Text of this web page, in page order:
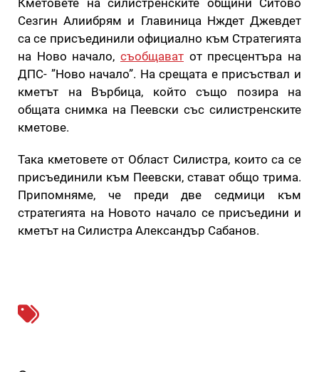
Сезгин Алиибрям и Главиница Нждет Джевдет
са се присъединили официално към Стратегията
на Ново начало, съобщават от пресцентъра на
ДПС- ”Ново начало”. На срещата е присъствал и
кметът на Върбица, който също позира на
общата снимка на Пеевски със силистренските
кметове.
Така кметовете от Област Силистра, които са се
присъединили към Пеевски, стават общо трима.
Припомняме, че преди две седмици към
стратегията на Новото начало се присъедини и
кметът на Силистра Александър Сабанов.